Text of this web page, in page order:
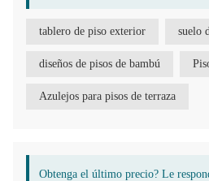
tablero de piso exterior suelo
diseños de pisos de bambú
Azulejos para pisos de terraza
Obtenga el último precio? Le